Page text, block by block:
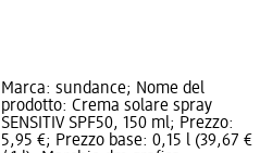
Marca: sundance; Nome del
prodotto: Crema solare spray
SENSITIV SPF50, 150 ml; Prezzo:
5,95 €; Prezzo base: 0,15 l (39,67 €